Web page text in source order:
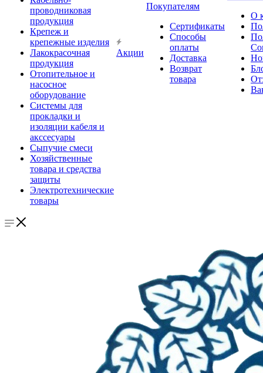
проводниковая
продукция
Крепеж и
крепежные изделия
Лакокрасочная
продукция
Отопительное и
насосное
оборудование
Системы для
прокладки и
изоляции кабеля и
акссесуары
Сыпучие смеси
Хозяйственные
товара и средства
защиты
Электротехнические
товары
Акции
Покупателям
Сертификаты
Способы
оплаты
Доставка
Возврат
товара
О